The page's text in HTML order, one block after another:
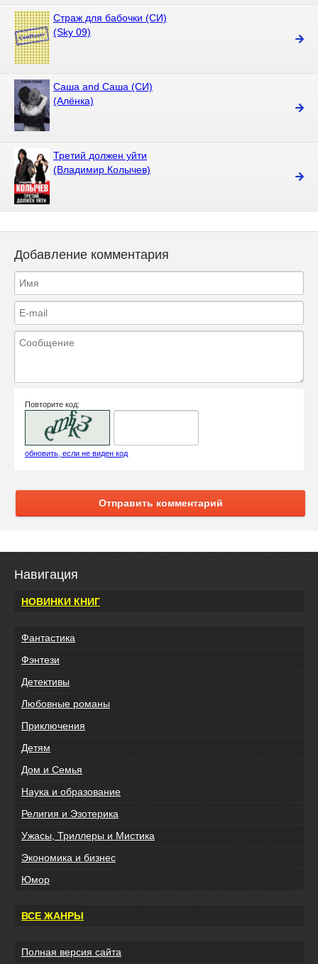
Страж для бабочки (СИ)
(Sky 09)
Саша and Саша (СИ)
(Алёнка)
Третий должен уйти
(Владимир Колычев)
Добавление комментария
Повторите код:
обновить, если не виден код
Отправить комментарий
Навигация
НОВИНКИ КНИГ
Фантастика
Фэнтези
Детективы
Любовные романы
Приключения
Детям
Дом и Семья
Наука и образование
Религия и Эзотерика
Ужасы, Триллеры и Мистика
Экономика и бизнес
Юмор
ВСЕ ЖАНРЫ
Полная версия сайта